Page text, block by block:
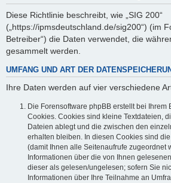
Diese Richtlinie beschreibt, wie „SIG 200“
(„https://ipmsdeutschland.de/sig200“) (im
Betreiber“) die Daten verwendet, die
gesammelt werden.
UMFANG UND ART DER
Ihre Daten werden auf vier verschiedene
Die Forensoftware phpBB erstellt bei Ihrem
Cookies. Cookies sind kleine Textdateien,
Dateien ablegt und die zwischen den
erhalten bleiben. In diesen Cookies sind
(damit Ihnen alle Seitenaufrufe zugeordnet
Informationen über die von Ihnen
dieser als gelesen/ungelesen; sofern Sie
Informationen über Ihre Teilnahme an